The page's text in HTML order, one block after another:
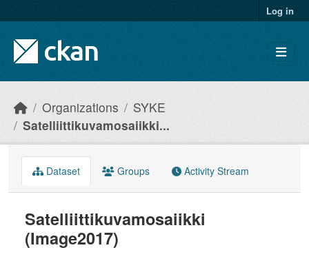
Log in
Organizations
SYKE
Satelliittikuvamosaiikki...
Dataset Groups Activity Stream
Satelliittikuvamosaiikki
(Image2017)